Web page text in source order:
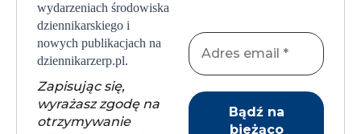
wydarzeniach środowiska
dziennikarskiego i
nowych publikacjach na
dziennikarzerp.pl.
Zapisując się,
wyrażasz zgodę na
otrzymywanie